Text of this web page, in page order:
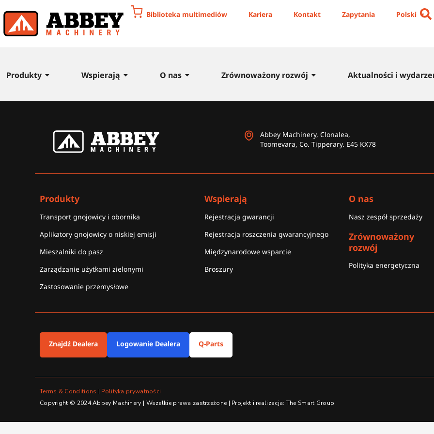
Biblioteka multimediów Kariera Kontakt Zapytania Polski
Produkty Wspierają O nas Zrównoważony rozwój Aktualności i
Abbey Machinery, Clonalea,
Toomevara, Co. Tipperary. E45 KX78
Produkty
Transport gnojowicy i obornika
Aplikatory gnojowicy o niskiej emisji
Mieszalniki do pasz
Zarządzanie użytkami zielonymi
Zastosowanie przemysłowe
Wspierają
Rejestracja gwarancji
Rejestracja roszczenia gwarancyjnego
Międzynarodowe wsparcie
Broszury
O nas
Nasz zespół sprzedaży
Zrównoważony
rozwój
Polityka energetyczna
Znajdź Dealera Logowanie Dealera Q-Parts
Terms & Conditions | Polityka prywatności
Copyright © 2024 Abbey Machinery | Wszelkie prawa zastrzeżone | Projekt i realizacja: The Smart Group